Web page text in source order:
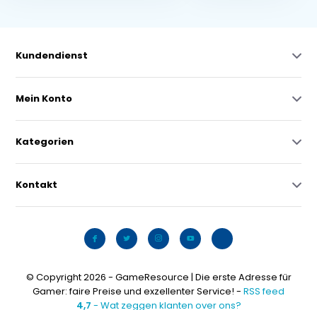
Kundendienst
Mein Konto
Kategorien
Kontakt
© Copyright 2026 - GameResource | Die erste Adresse für
Gamer: faire Preise und exzellenter Service! - RSS feed
4,7 - Wat zeggen klanten over ons?